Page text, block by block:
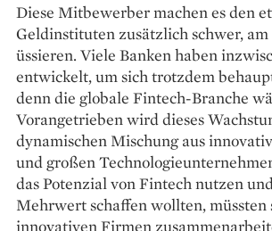
Diese Mitbewerber machen es den
Geldinstituten ­zusätzlich schwer,
üssieren. Viele Banken haben
entwickelt, um sich trotzdem
denn die globale Fintech-­Branche
Vorangetrieben wird dieses
dynamischen Mischung aus
und großen
das Potenzial von Fintech nutzen
Mehrwert schaffen wollten, müssten
innovativen Firmen